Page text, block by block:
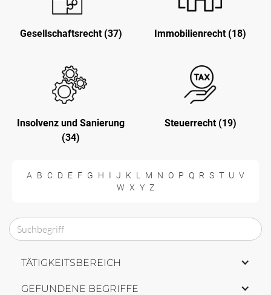
Gesellschaftsrecht (37) Immobilienrecht (18)
Insolvenz und Sanierung
(34)
Steuerrecht (19)
A B C D E F G H I J K L M N O P Q R S T U V
W X Y Z
TÄTIGKEITSBEREICH
GEFUNDENE BEGRIFFE